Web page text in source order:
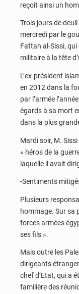
reçoit ainsi un
Trois jours de
mercredi par le
Fattah al-Sissi,
militaire à la tête
L’ex-président
en 2012 dans la
par l’armée
égards à sa mort
dans la plus
Mardi soir, M.
« héros de la
laquelle il avait
-Sentiments
Plusieurs
hommage. Sur sa
forces armées
ses fils ».
Mais outre les
dirigeants
chef d’Etat, qui a
familière des